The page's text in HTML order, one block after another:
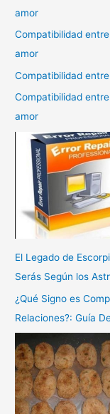
amor
Compatibilidad
amor
Compatibilidad
Compatibilidad
amor
El Legado de
Serás Según los
¿Qué Signo es
Relaciones?: Guía